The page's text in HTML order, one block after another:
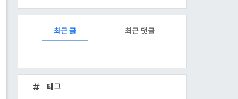
RECENTLY최근 글 최근 댓글
근
글
태그